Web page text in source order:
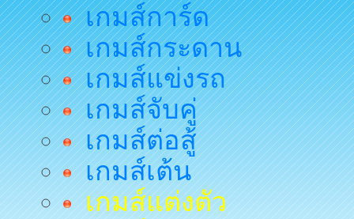
เกมส์การ์ด
เกมส์กระดาน
เกมส์แข่งรถ
เกมส์จับคู่
เกมส์ต่อสู้
เกมส์เต้น
เกมส์แต่งตัว